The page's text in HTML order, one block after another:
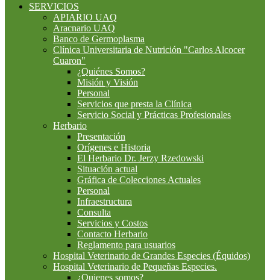
SERVICIOS
APIARIO UAQ
Aracnario UAQ
Banco de Germoplasma
Clínica Universitaria de Nutrición "Carlos Alcocer
Cuaron"
¿Quiénes Somos?
Misión y Visión
Personal
Servicios que presta la Clínica
Servicio Social y Prácticas Profesionales
Herbario
Presentación
Orígenes e Historia
El Herbario Dr. Jerzy Rzedowski
Situación actual
Gráfica de Colecciones Actuales
Personal
Infraestructura
Consulta
Servicios y Costos
Contacto Herbario
Reglamento para usuarios
Hospital Veterinario de Grandes Especies (Équidos)
Hospital Veterinario de Pequeñas Especies.
¿Quienes somos?